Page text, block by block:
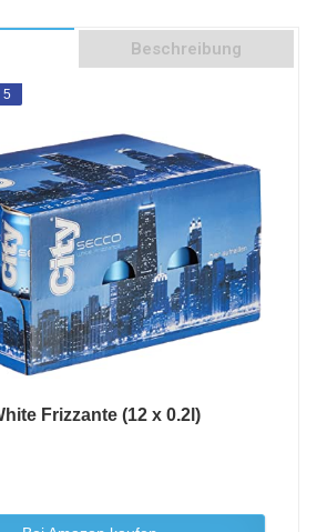
Beschreibung
5
Frizzante (12 x 0.2l)